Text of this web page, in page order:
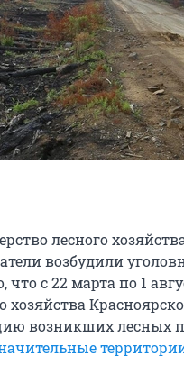
лесного
возбудили
с 22 марта по 1
возникших лесных